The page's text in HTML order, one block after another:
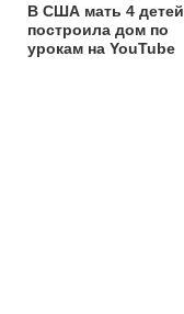
В США мать 4 детей
построила дом по
урокам на YouTube